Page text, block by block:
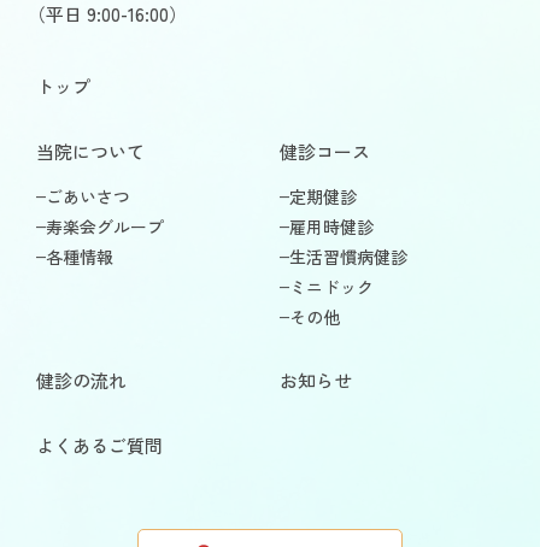
（平日 9:00-16:00）
トップ
当院について
ごあいさつ
寿楽会グループ
各種情報
健診コース
定期健診
雇用時健診
生活習慣病健診
ミニドック
その他
健診の流れ お知らせ
よくあるご質問